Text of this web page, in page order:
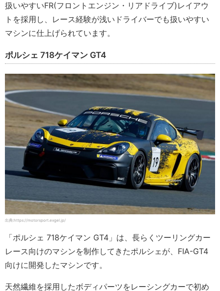
扱いやすいFR(フロントエンジン・リアドライブ)レイアウ
トを採用し、レース経験が浅いドライバーでも扱いやすい
マシンに仕上げられています。
ポルシェ 718ケイマン GT4
出典:https://motorsport.exgel.jp/
「ポルシェ 718ケイマン GT4」は、長らくツーリングカー
レース向けのマシンを制作してきたポルシェが、FIA-GT4
向けに開発したマシンです。
天然繊維を採用したボディパーツをレーシングカーで初め